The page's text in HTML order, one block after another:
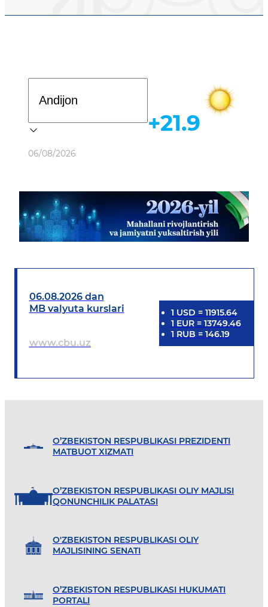
Ob-havo
06/08/2026
+21.9
06.08.2026 dan
MB valyuta kurslari
www.cbu.uz
1 USD = 11915.64
1 EUR= 13749.46
1 RUB = 146.19
O’ZBEKISTON RESPUBLIKASI PREZIDENTI
MATBUOT XIZMATI
O’ZBEKISTON RESPUBLIKASI OLIY MAJLISI
QONUNCHILIK PALATASI
O'ZBEKISTON RESPUBLIKASI OLIY
MAJLISINING SENATI
O’ZBEKISTON RESPUBLIKASI HUKUMATI
PORTALI